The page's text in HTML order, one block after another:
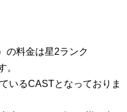
の料金は星2ランク
。
いるCASTとなっておりま